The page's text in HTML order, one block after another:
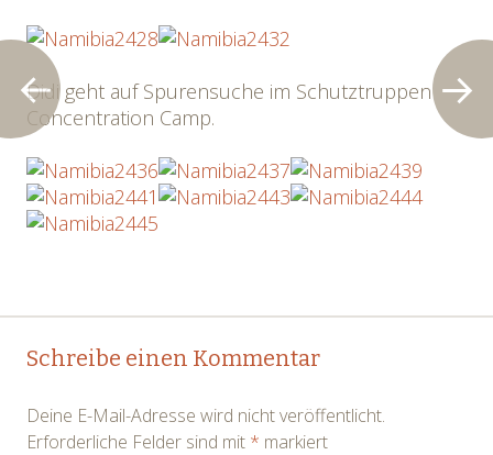
Didi geht auf Spurensuche im Schutztruppen
Concentration Camp.
Post
Schreibe einen Kommentar
Deine E-Mail-Adresse wird nicht veröffentlicht.
Erforderliche Felder sind mit * markiert